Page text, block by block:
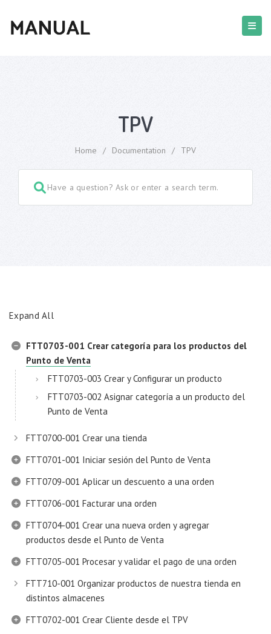
TPV
Home / Documentation / TPV
Expand All
FTT0703-001 Crear categoría para los productos del
Punto de Venta
FTT0703-003 Crear y Configurar un producto
FTT0703-002 Asignar categoría a un producto del
Punto de Venta
FTT0700-001 Crear una tienda
FTT0701-001 Iniciar sesión del Punto de Venta
FTT0709-001 Aplicar un descuento a una orden
FTT0706-001 Facturar una orden
FTT0704-001 Crear una nueva orden y agregar
productos desde el Punto de Venta
FTT0705-001 Procesar y validar el pago de una orden
FTT710-001 Organizar productos de nuestra tienda en
distintos almacenes
FTT0702-001 Crear Cliente desde el TPV